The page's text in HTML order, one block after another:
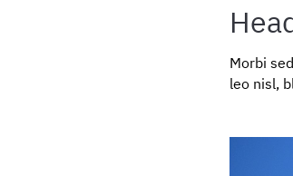
Morbi
leo nisl,